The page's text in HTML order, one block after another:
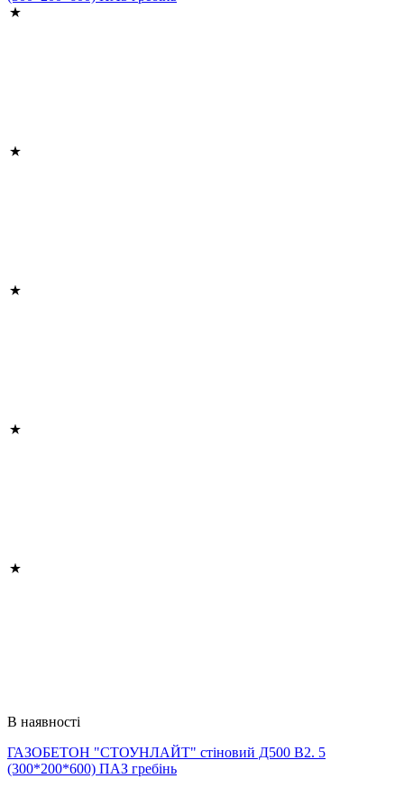
В наявності
ГАЗОБЕТОН "СТОУНЛАЙТ" стіновий Д500 В2. 5
(300*200*600) ПАЗ гребінь